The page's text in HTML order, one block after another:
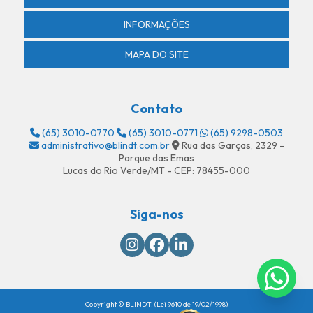
Segurança privada armada
Segurança privada em lucas do rio verde
Sensor de presença com alarme em lucas do rio verde
Sensor de presença area externa
Sensor de presença para área externa em lucas do rio verde
Serviço de portaria remota
Serviço de ronda armada em lucas do rio verde
INFORMAÇÕES
MAPA DO SITE
Contato
(65) 3010-0770 (65) 3010-0771
(65) 9298-0503
administrativo@blindt.com.br
Rua das Garças, 2329 -
Parque das Emas
Lucas do Rio Verde/MT - CEP: 78455-000
Siga-nos
Copyright © BLINDT. (Lei 9610 de 19/02/1998)